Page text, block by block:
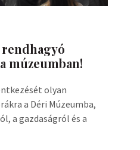
múzeumban!
olyan
a Déri Múzeumba,
a gazdaságról és a